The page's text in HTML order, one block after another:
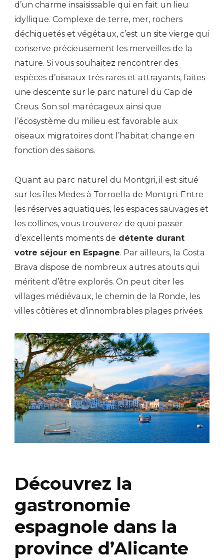
d’un charme insaisissable qui en fait un lieu
idyllique. Complexe de terre, mer, rochers
déchiquetés et végétaux, c’est un site vierge qui
conserve précieusement les merveilles de la
nature. Si vous souhaitez rencontrer des
espèces d’oiseaux très rares et attrayants, faites
une descente sur le parc naturel du Cap de
Creus. Son sol marécageux ainsi que
l’écosystème du milieu est favorable aux
oiseaux migratoires dont l’habitat change en
fonction des saisons.
Quant au parc naturel du Montgri, il est situé
sur les îles Medes à Torroella de Montgri. Entre
les réserves aquatiques, les espaces sauvages et
les collines, vous trouverez de quoi passer
d’excellents moments de détente durant
votre séjour en Espagne. Par ailleurs, la Costa
Brava dispose de nombreux autres atouts qui
méritent d’être explorés. On peut citer les
villages médiévaux, le chemin de la Ronde, les
villes côtières et d’innombrables plages privées.
Découvrez la
gastronomie
espagnole dans la
province d’Alicante